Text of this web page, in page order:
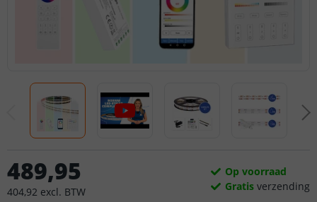
489,95
404,92 excl. BTW
Op voorraad
Gratis verzending